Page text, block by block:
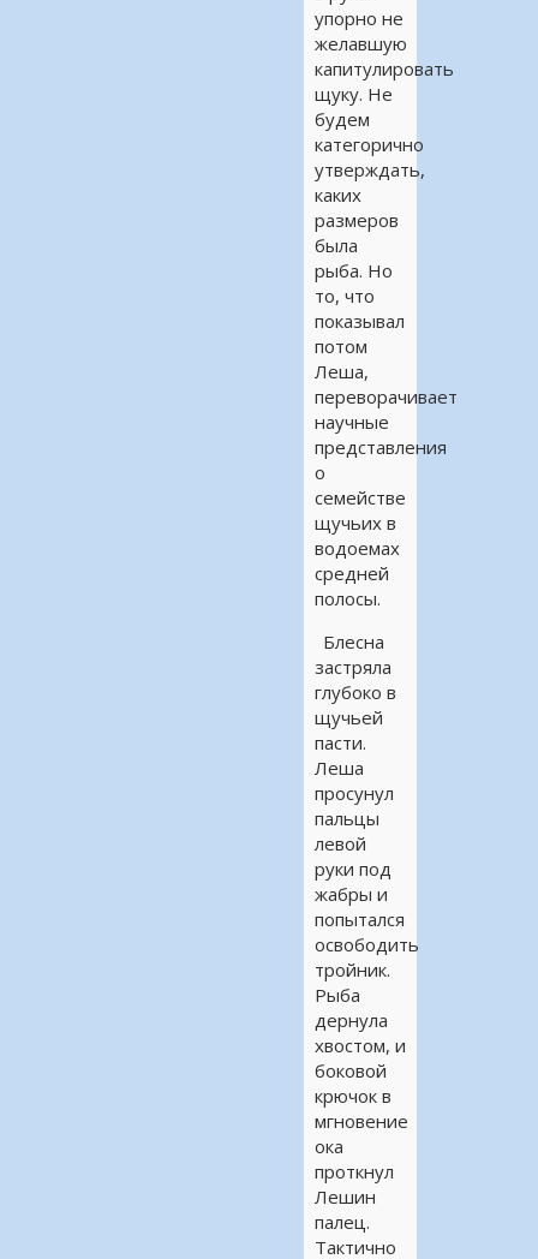
упорно не
желавшую
капитулировать
щуку. Не
будем
категорично
утверждать,
каких
размеров
была
рыба. Но
то, что
показывал
потом
Леша,
переворачивает
научные
представления
о
семействе
щучьих в
водоемах
средней
полосы.
Блесна
застряла
глубоко в
щучьей
пасти.
Леша
просунул
пальцы
левой
руки под
жабры и
попытался
освободить
тройник.
Рыба
дернула
хвостом, и
боковой
крючок в
мгновение
ока
проткнул
Лешин
палец.
Тактично